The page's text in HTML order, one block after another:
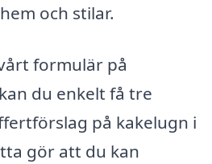
och stilar.
formulär på
du enkelt få tre
på kakelugn i
gör att du kan